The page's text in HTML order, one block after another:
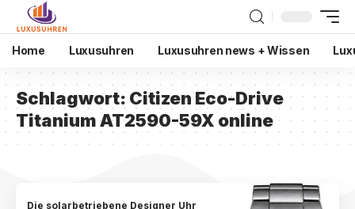
Home Luxusuhren Luxusuhren news + Wissen
Schlagwort: Citizen Eco-Drive
Titanium AT2590-59X online
Die solarbetriebene Designer Uhr